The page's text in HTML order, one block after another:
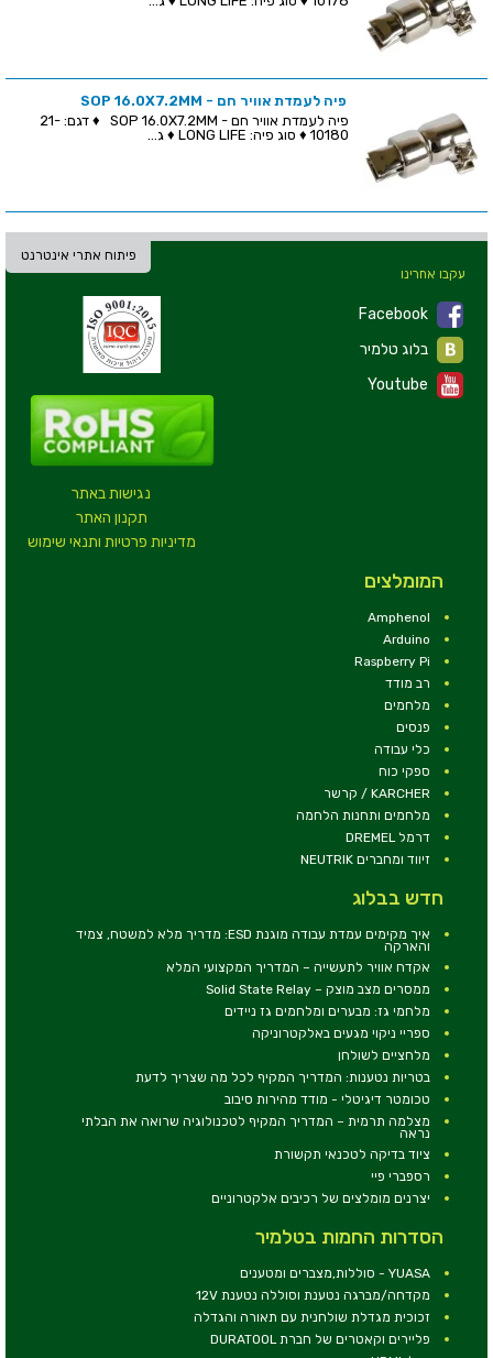
פיה לעמדת אוויר חם - SOP 16.0X7.2MM
פיה לעמדת אוויר חם - SOP 16.0X7.2MM ♦ דגם: 21-
10180 ♦ סוג פיה: LONG LIFE ♦ ג...
פיתוח אתרי אינטרנט
נגישות באתר
תקנון האתר
מדיניות פרטיות ותנאי שימוש
עקבו אחרינו
Facebook
Youtube
המומלצים
Amphenol
Arduino
Raspberry Pi
רב מודד
מלחמים
פנסים
כלי עבודה
ספקי כוח
KARCHER / קרשר
מלחמים ותחנות הלחמה
דרמל DREMEL
זיווד ומחברים NEUTRIK
חדש בבלוג
איך מקימים עמדת עבודה מוגנת ESD: מדריך מלא למשטח, צמיד
והארקה
אקדח אוויר לתעשייה – המדריך המקצועי המלא
ממסרים מצב מוצק – Solid State Relay
מלחמי גז: מבערים ומלחמים גז ניידים
ספריי ניקוי מגעים באלקטרוניקה
מלחציים לשולחן
בטריות נטענות: המדריך המקיף לכל מה שצריך לדעת
טכומטר דיגיטלי - מודד מהירות סיבוב
מצלמה תרמית – המדריך המקיף לטכנולוגיה שרואה את הבלתי
נראה
ציוד בדיקה לטכנאי תקשורת
רספברי פיי
יצרנים מומלצים של רכיבים אלקטרוניים
הסדרות החמות בטלמיר
YUASA - סוללות,מצברים ומטענים
מקדחה/מברגה נטענת וסוללה נטענת 12V
זכוכית מגדלת שולחנית עם תאורה והגדלה
פליירים וקאטרים של חברת DURATOOL